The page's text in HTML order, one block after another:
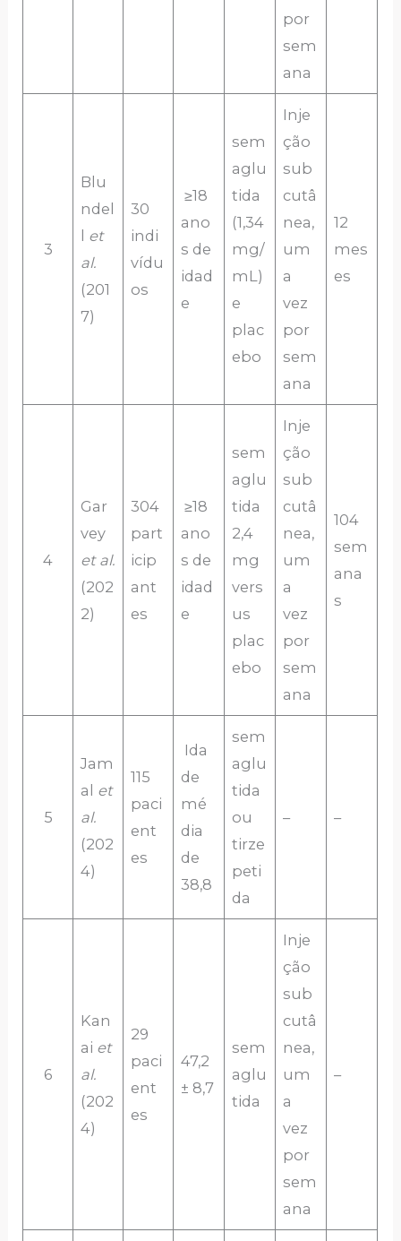
por
sem
ana
3
Blu
ndel
et
al.
(201
7)
30
indi
vídu
os
≥18
ano
s de
idad
e
sem
aglu
tida
(1,34
mg/
mL)
e
plac
ebo
Inje
ção
sub
cutâ
nea,
um
a
vez
por
sem
ana
12
mes
es
4
Gar
vey
et al.
(202
2)
304
part
icip
ant
es
≥18
ano
s de
idad
e
sem
aglu
tida
2,4
mg
vers
us
plac
ebo
Inje
ção
sub
cutâ
nea,
um
a
vez
por
sem
ana
104
sem
ana
s
5
Jam
al et
al.
(202
4)
115
paci
ent
es
Ida
de
mé
dia
de
38,8
sem
aglu
tida
ou
tirze
peti
da
– –
6
Kan
ai et
al.
(202
4)
29
paci
ent
es
47,2
± 8,7
sem
aglu
tida
Inje
ção
sub
cutâ
nea,
um
a
vez
por
sem
ana
–